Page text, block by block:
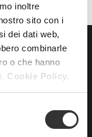
inoltre
sito con i
dei dati web,
combinarle
o che hanno
Cookie Policy.